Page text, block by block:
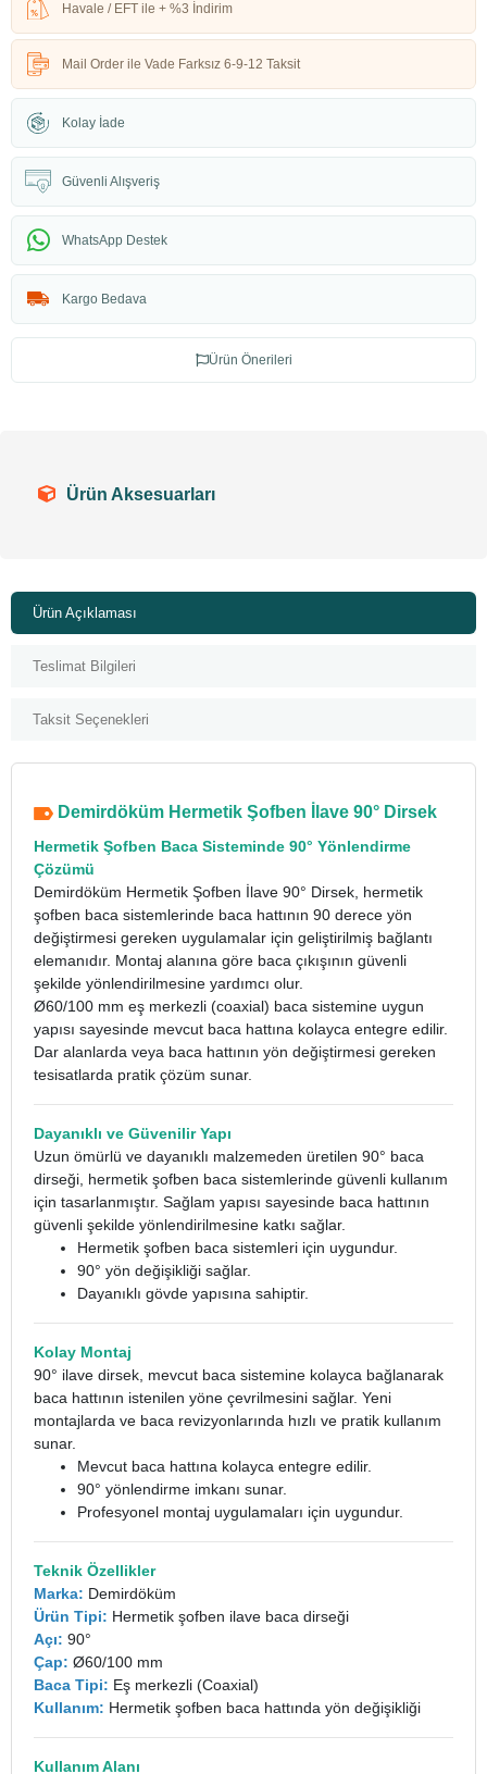
Havale / EFT ile + %3 İndirim
Mail Order ile Vade Farksız 6-9-12 Taksit
Kolay İade
Güvenli Alışveriş
WhatsApp Destek
Kargo Bedava
Ürün Önerileri
Ürün Aksesuarları
Ürün Açıklaması
Teslimat Bilgileri
Taksit Seçenekleri
Demirdöküm Hermetik Şofben İlave 90° Dirsek
Hermetik Şofben Baca Sisteminde 90° Yönlendirme
Çözümü
Demirdöküm Hermetik Şofben İlave 90° Dirsek, hermetik
şofben baca sistemlerinde baca hattının 90 derece yön
değiştirmesi gereken uygulamalar için geliştirilmiş bağlantı
elemanıdır. Montaj alanına göre baca çıkışının güvenli
şekilde yönlendirilmesine yardımcı olur.
Ø60/100 mm eş merkezli (coaxial) baca sistemine uygun
yapısı sayesinde mevcut baca hattına kolayca entegre edilir.
Dar alanlarda veya baca hattının yön değiştirmesi gereken
tesisatlarda pratik çözüm sunar.
Dayanıklı ve Güvenilir Yapı
Uzun ömürlü ve dayanıklı malzemeden üretilen 90° baca
dirseği, hermetik şofben baca sistemlerinde güvenli kullanım
için tasarlanmıştır. Sağlam yapısı sayesinde baca hattının
güvenli şekilde yönlendirilmesine katkı sağlar.
Hermetik şofben baca sistemleri için uygundur.
90° yön değişikliği sağlar.
Dayanıklı gövde yapısına sahiptir.
Kolay Montaj
90° ilave dirsek, mevcut baca sistemine kolayca bağlanarak
baca hattının istenilen yöne çevrilmesini sağlar. Yeni
montajlarda ve baca revizyonlarında hızlı ve pratik kullanım
sunar.
Mevcut baca hattına kolayca entegre edilir.
90° yönlendirme imkanı sunar.
Profesyonel montaj uygulamaları için uygundur.
Teknik Özellikler
Marka: Demirdöküm
Ürün Tipi: Hermetik şofben ilave baca dirseği
Açı: 90°
Çap: Ø60/100 mm
Baca Tipi: Eş merkezli (Coaxial)
Kullanım: Hermetik şofben baca hattında yön değişikliği
Kullanım Alanı